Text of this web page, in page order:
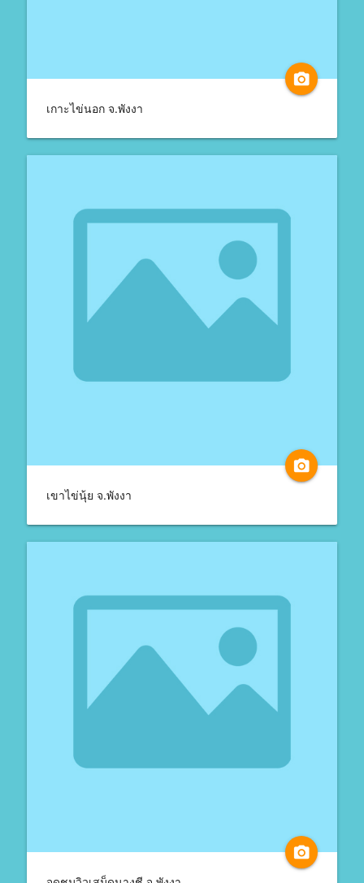
camera_alt
เกาะไข่นอก จ.พังงา
camera_alt
เขาไข่นุ้ย จ.พังงา
camera_alt